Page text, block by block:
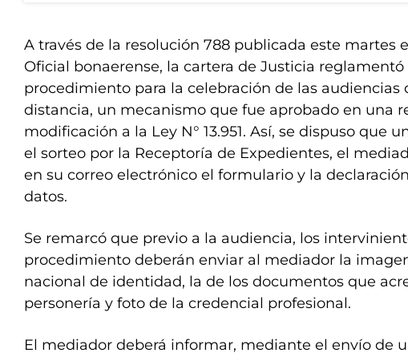
A través de la resolución 788 publicada este martes
Oficial bonaerense, la cartera de Justicia reglamentó
procedimiento para la celebración de las audiencias
distancia, un mecanismo que fue aprobado en una
modificación a la Ley N° 13.951. Así, se dispuso que
el sorteo por la Receptoría de Expedientes, el
en su correo electrónico el formulario y la
datos.
Se remarcó que previo a la audiencia, los
procedimiento deberán enviar al mediador la
nacional de identidad, la de los documentos que
personería y foto de la credencial profesional.
El mediador deberá informar, mediante el envío de